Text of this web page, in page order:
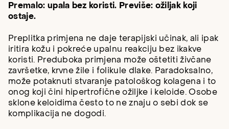
Premalo: upala bez koristi. Previše: ožiljak koji
ostaje.
Preplitka primjena ne daje terapijski učinak, ali ipak
iritira kožu i pokreće upalnu reakciju bez ikakve
koristi. Preduboka primjena može oštetiti živčane
završetke, krvne žile i folikule dlake. Paradoksalno,
može potaknuti stvaranje patološkog kolagena i to
onog koji čini hipertrofične ožiljke i keloide. Osobe
sklone keloidima često to ne znaju o sebi dok se
komplikacija ne dogodi.